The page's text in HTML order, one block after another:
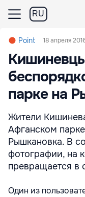
RU
Point 18 апреля
парке на
Жители
Афганском
Рышкановка. В
фотографии, на
превращается в
Один из